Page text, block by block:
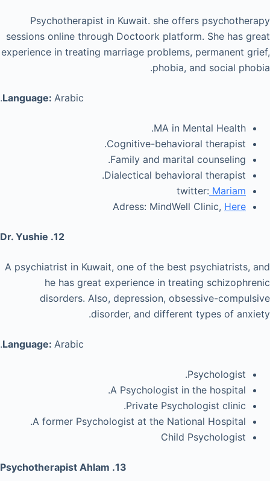
Psychotherapist in Kuwait. she offers psychotherapy
sessions online through Doctoork platform. She has great
experience in treating marriage problems, permanent grief,
phobia, and social phobia.
Language: Arabic.
MA in Mental Health.
Cognitive-behavioral therapist.
Family and marital counseling.
Dialectical behavioral therapist.
twitter: Mariam
Adress: MindWell Clinic, Here
12. Dr. Yushie
A psychiatrist in Kuwait, one of the best psychiatrists, and
he has great experience in treating schizophrenic
disorders. Also, depression, obsessive-compulsive
disorder, and different types of anxiety.
Language: Arabic.
Psychologist.
A Psychologist in the hospital.
Private Psychologist clinic.
A former Psychologist at the National Hospital.
Child Psychologist
13. Psychotherapist Ahlam